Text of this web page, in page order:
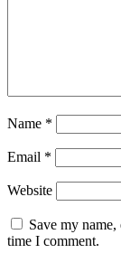
Name *
Email *
Website
Save my
time I comment.